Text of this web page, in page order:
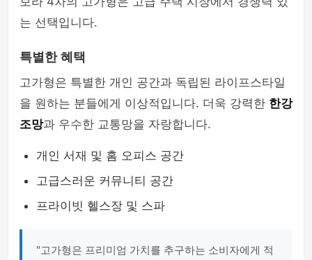
는 선택입니다.
특별한 혜택
고가형은 특별한 개인 공간과 독립된 라이프스타일
을 원하는 분들에게 이상적입니다. 더욱 강력한 한강
조망과 우수한 교통망을 자랑합니다.
개인 서재 및 홈 오피스 공간
고급스러운 커뮤니티 공간
프라이빗 헬스장 및 스파
"고가형은 프리미엄 가치를 추구하는 소비자에게 적